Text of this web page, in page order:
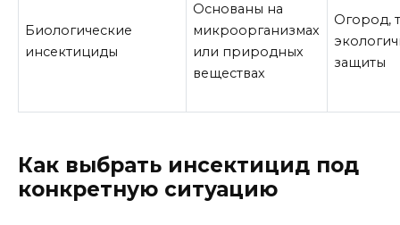
Биологические
инсектициды
Основаны на
микроорганизмах
или природных
веществах
Огород,
защиты
Как выбрать инсектицид под
конкретную ситуацию